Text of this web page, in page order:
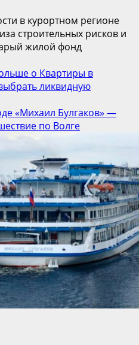
в курортном регионе
строительных рисков и
жилой фонд
о Квартиры в
ликвидную
«Михаил Булгаков» —
по Волге